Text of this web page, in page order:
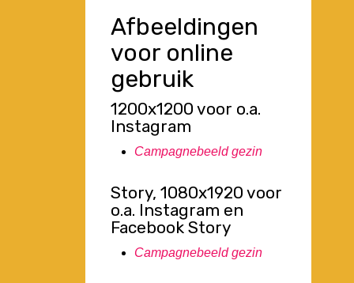
Afbeeldingen
voor online
gebruik
1200x1200 voor o.a.
Instagram
Campagnebeeld gezin
Story, 1080x1920 voor
o.a. Instagram en
Facebook Story
Campagnebeeld gezin